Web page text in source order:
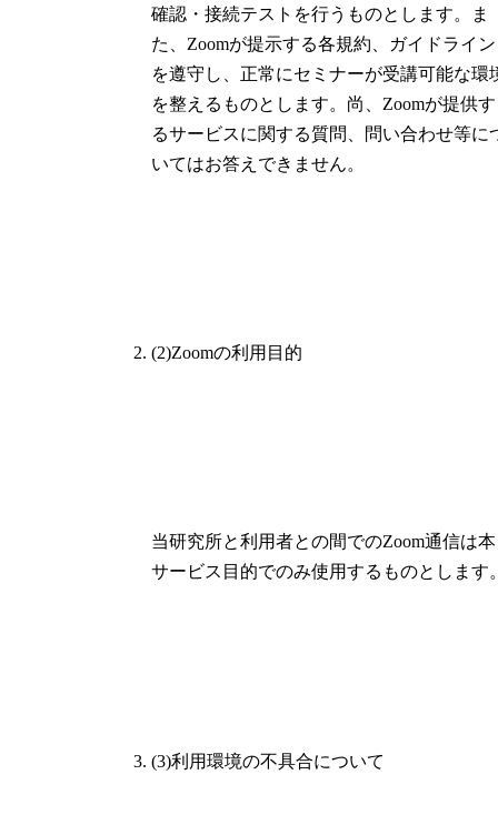
確認・接続テストを行うものとします。ま
た、Zoomが提示する各規約、ガイドライン
を遵守し、正常にセミナーが受講可能な環
を整えるものとします。尚、Zoomが提供す
るサービスに関する質問、問い合わせ等に
いてはお答えできません。
(2)Zoomの利用目的
当研究所と利用者との間でのZoom通信は本
サービス目的でのみ使用するものとします
(3)利用環境の不具合について